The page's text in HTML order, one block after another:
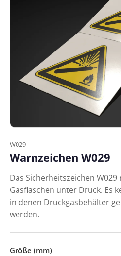
W029
Warnzeichen W029
Das Sicherheitszeichen
Gasflaschen unter Druck. Es
in denen Druckgasbehälter
werden.
Größe (mm)